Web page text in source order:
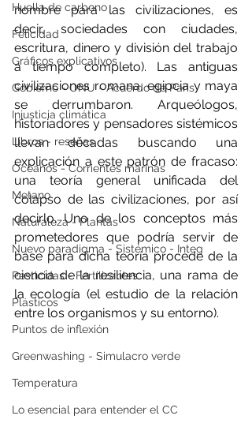
Huella de carbono
Felicidad
Gráficos explicativos
Gobierno - ONU - Acuerdo de Paris
Injusticia climática
Libros - reseñas
Océanos - Corrientes marinas
Metano
Naturaleza - Plantas
Nuevo paradigma - Sistémico - Integ
Pesticidas - Fertilizantes
Plásticos
Puntos de inflexión
Greenwashing - Simulacro verde
Temperatura
Lo esencial para entender el CC
nombre para las civilizaciones, es
decir, sociedades con ciudades,
escritura, dinero y división del trabajo
a tiempo completo). Las antiguas
civilizaciones romana, egipcia y maya
se derrumbaron. Arqueólogos,
historiadores y pensadores sistémicos
llevan décadas buscando una
explicación a este patrón de fracaso:
una teoría general unificada del
colapso de las civilizaciones, por así
decirlo. Uno de los conceptos más
prometedores que podría servir de
base para dicha teoría procede de la
ciencia de la resiliencia, una rama de
la ecología (el estudio de la relación
entre los organismos y su entorno).